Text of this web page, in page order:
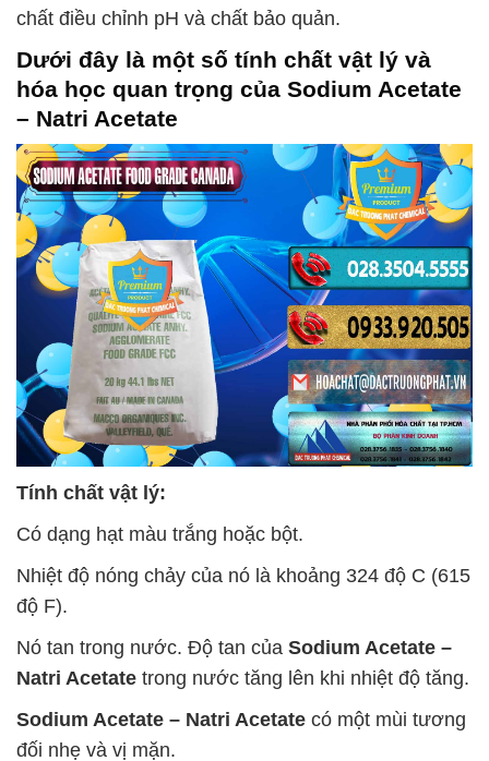
chất điều chỉnh pH và chất bảo quản.
Dưới đây là một số tính chất vật lý và
hóa học quan trọng của Sodium Acetate
– Natri Acetate
Tính chất vật lý:
Có dạng hạt màu trắng hoặc bột.
Nhiệt độ nóng chảy của nó là khoảng 324 độ C (615
độ F).
Nó tan trong nước. Độ tan của Sodium Acetate –
Natri Acetate trong nước tăng lên khi nhiệt độ tăng.
Sodium Acetate – Natri Acetate có một mùi tương
đối nhẹ và vị mặn.